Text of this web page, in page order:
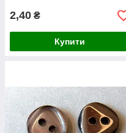
2,40 ₴
Купити